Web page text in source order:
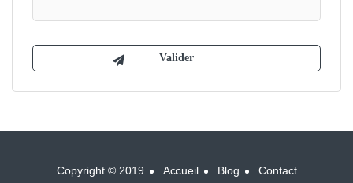
Copyright © 2019 Accueil Blog Contact